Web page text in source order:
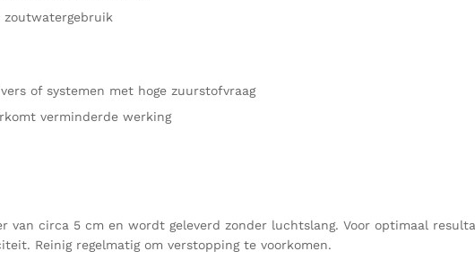
zoutwatergebruik
of systemen met hoge zuurstofvraag
verminderde werking
van circa 5 cm en wordt geleverd zonder luchtslang. Voor optimaal
Reinig regelmatig om verstopping te voorkomen.